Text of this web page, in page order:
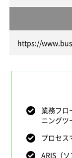
https://
業務フロ
ニングツ
プロセス
ARIS（